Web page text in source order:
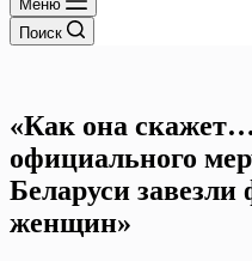
Меню
Поиск
«Как она
официального
Беларуси завезли
женщин»